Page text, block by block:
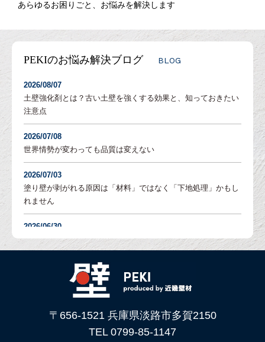
あらゆるお困りごと、お悩みを解決します
PEKIのお悩み解決ブログ BLOG
2026/08/07
土壁強化剤とは？古い土壁を強くする効果と、知っておきたい
注意点
2026/07/08
世界情勢が変わっても品質は変えない
2026/07/03
塗り壁が剥がれる原因は「材料」ではなく「下地処理」かもし
れません
2026/06/30
塗り壁の「吸水調整」とは？DIYでも失敗しないための重要な
下地処理を解説
「土壁」と「漆喰」 仕上がり表情はどんな違いがある？
2026/05/29
土壁仕上げ材「塗ってくれい」がリニューアルしました！
〒656-1521 兵庫県淡路市多賀2150
TEL 0799-85-1147